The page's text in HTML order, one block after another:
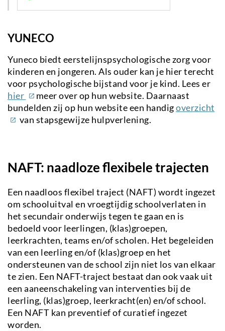
YUNECO
Yuneco biedt eerstelijnspsychologische zorg voor
kinderen en jongeren. Als ouder kan je hier terecht
voor psychologische bijstand voor je kind. Lees er
hier (externe
link)
meer over op hun website. Daarnaast
bundelden zij op hun website een handigoverzicht
van stapsgewijze hulpverlening.
NAFT: naadloze flexibele trajecten
Een naadloos flexibel traject (NAFT) wordt ingezet
om schooluitval en vroegtijdig schoolverlaten in
het secundair onderwijs tegen te gaan en is
bedoeld voor leerlingen, (klas)groepen,
leerkrachten, teams en/of scholen. Het begeleiden
van een leerling en/of (klas)groep en het
ondersteunen van de school zijn niet los van elkaar
te zien. Een NAFT-traject bestaat dan ook vaak uit
een aaneenschakeling van interventies bij de
leerling, (klas)groep, leerkracht(en) en/of school.
Een NAFT kan preventief of curatief ingezet
worden.